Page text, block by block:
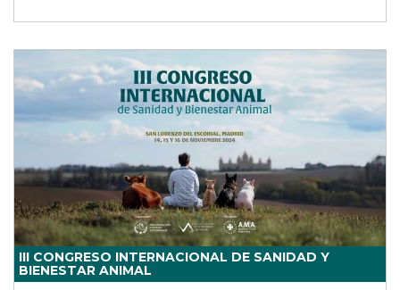
III CONGRESO INTERNACIONAL DE SANIDAD Y
BIENESTAR ANIMAL